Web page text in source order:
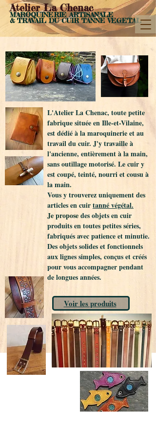
Atelier La Chenac
MAROQUINERIE ARTISANALE
& TRAVAIL DU CUIR TANNE VEGETAL
L'Atelier La Chenac, toute petite
fabrique située en Ille-et-Vilaine,
est dédié à la maroquinerie et au
travail du cuir. J'y travaille à
l'ancienne, entièrement à la main,
sans outillage motorisé. Le cuir y
est coupé, teinté, nourri et cousu à
la main.
Vous y trouverez uniquement des
articles en cuirtanné végétal.
Je proposedes objets en cuir
produits en toutes petites séries,
fabriqués avec patience et minutie.
Des objets solides et fonctionnels
aux lignes simples, conçus et créés
pour vous accompagner pendant
de longues années.
Voir les produits